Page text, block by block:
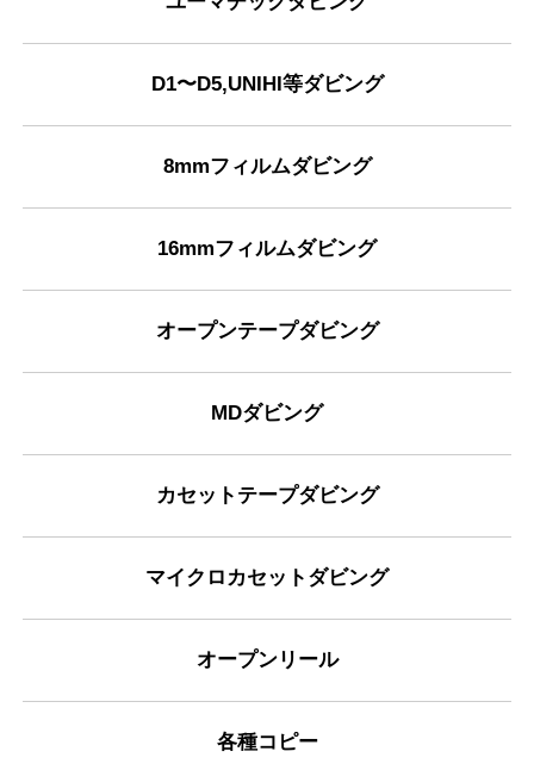
D1〜D5,UNIHI等ダビング
8mmフィルムダビング
16mmフィルムダビング
オープンテープダビング
MDダビング
カセットテープダビング
マイクロカセットダビング
オープンリール
各種コピー